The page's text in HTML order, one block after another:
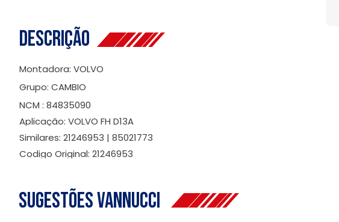
Descrição
Montadora: VOLVO
Grupo: CAMBIO
NCM : 84835090
Aplicação: VOLVO FH D13A
Similares: 21246953 | 85021773
Codigo Original: 21246953
Sugestões Vannucci